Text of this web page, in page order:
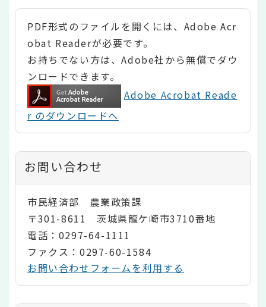
PDF形式のファイルを開くには、Adobe Acr
obat Readerが必要です。
お持ちでない方は、Adobe社から無償でダウ
ンロードできます。
Adobe Acrobat Reade
r のダウンロードへ
お問い合わせ
市民経済部 農業政策課
〒301-8611 茨城県龍ケ崎市3710番地
電話：0297-64-1111
ファクス：0297-60-1584
お問い合わせフォームを利用する